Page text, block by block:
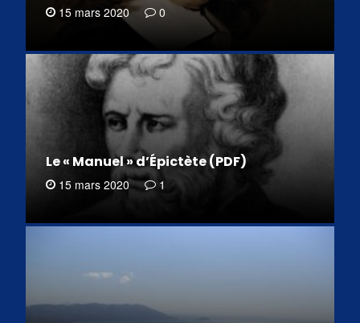
15 mars 2020 0
Le « Manuel » d’Épictète (PDF)
15 mars 2020 1